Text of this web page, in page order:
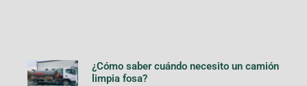
¿Cómo saber cuándo necesito un camión
limpia fosa?